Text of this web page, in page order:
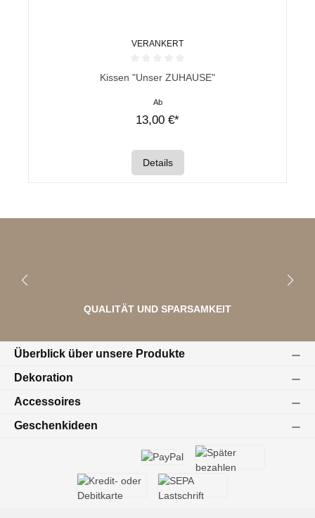
VERANKERT
Durchschnittliche Bewertung von 0 von 5 Sternen
Kissen "Unser ZUHAUSE"
Ab
13,00 €*
Details
QUALITÄT UND SPARSAMKEIT
Überblick über unsere Produkte
Dekoration
Accessoires
Geschenkideen